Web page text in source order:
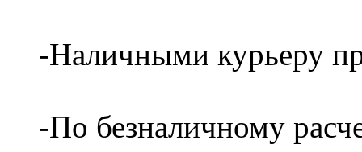
-Наличными курьеру
-По безналичному